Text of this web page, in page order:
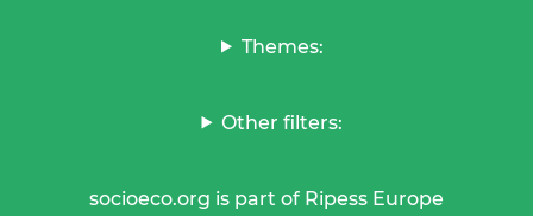
Themes:
Other filters:
socioeco.org is part of Ripess Europe